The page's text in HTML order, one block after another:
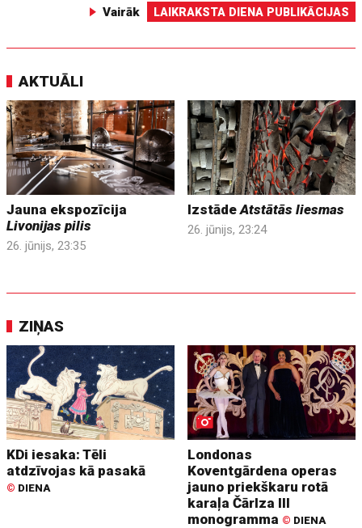
Vairāk LAIKRAKSTA DIENA PUBLIKĀCIJAS
AKTUĀLI
Jauna ekspozīcija
Livonijas pilis
26. jūnijs, 23:35
IzstādeAtstātās liesmas
26. jūnijs, 23:24
ZIŅAS
KDi iesaka: Tēli
atdzīvojas kā pasakā
© DIENA
Londonas
Koventgārdena operas
jauno priekškaru rotā
karaļa Čārlza III
monogramma © DIENA